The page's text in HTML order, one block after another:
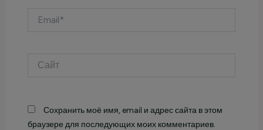
Сохранить моё имя, email и адрес сайта в этом
браузере для последующих моих комментариев.